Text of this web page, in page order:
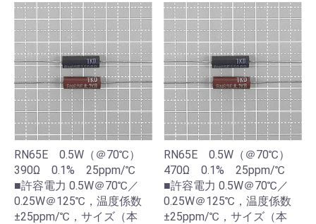
RN65E 0.5W（＠70℃）
390Ω 0.1% 25ppm/℃
■許容電力 0.5W＠70℃／
0.25W＠125℃，温度係数
±25ppm/℃，サイズ（本
RN65E 0.5W（＠70℃）
470Ω 0.1% 25ppm/℃
■許容電力 0.5W＠70℃／
0.25W＠125℃，温度係数
±25ppm/℃，サイズ（本